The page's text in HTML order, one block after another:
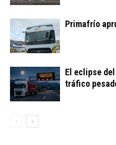
Primafrío
El eclipse
tráfico